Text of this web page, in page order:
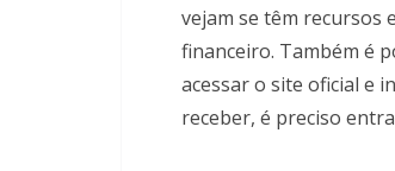
vejam se têm recursos
financeiro. Também é
acessar o site oficial e
receber, é preciso